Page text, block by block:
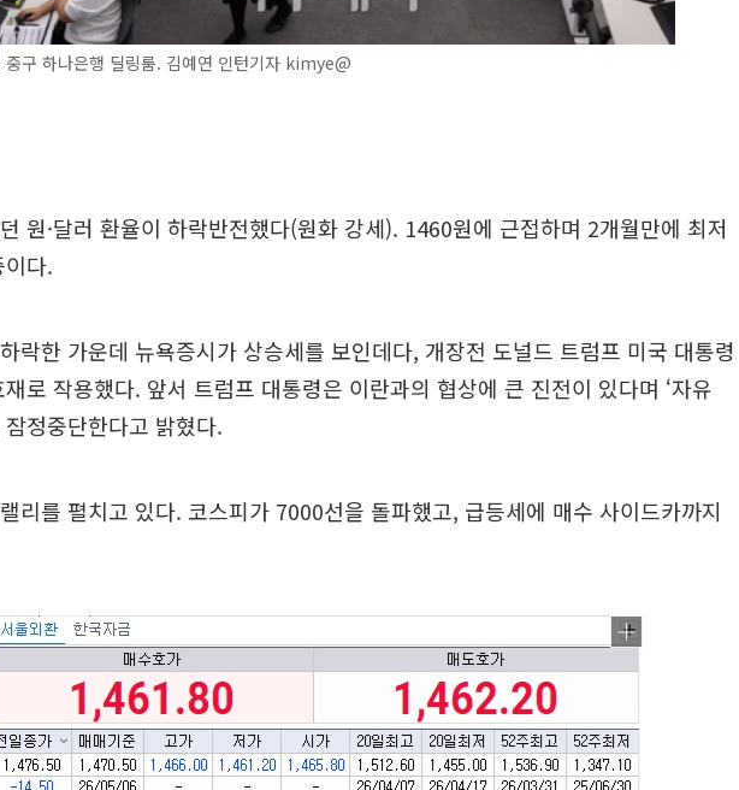
구 하나은행 딜링룸. 김예연 인턴기자 kimye@
원·달러 환율이 하락반전했다(원화 강세). 1460원에 근접하며 2개월만에 최저
다.
락한 가운데 뉴욕증시가 상승세를 보인데다, 개장전 도널드 트럼프 미국 대통령
로 작용했다. 앞서 트럼프 대통령은 이란과의 협상에 큰 진전이 있다며 ‘자유
잠정중단한다고 밝혔다.
리를 펼치고 있다. 코스피가 7000선을 돌파했고, 급등세에 매수 사이드카까지